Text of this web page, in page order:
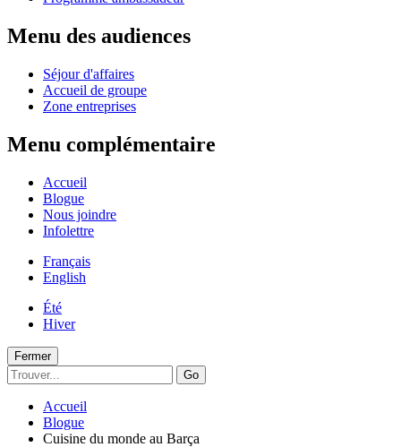
Menu des audiences
Séjour d'affaires
Accueil de groupe
Zone entreprises
Menu complémentaire
Accueil
Blogue
Nous joindre
Infolettre
Français
English
Été
Hiver
Fermer
Go
Accueil
Blogue
Cuisine du monde au Barça